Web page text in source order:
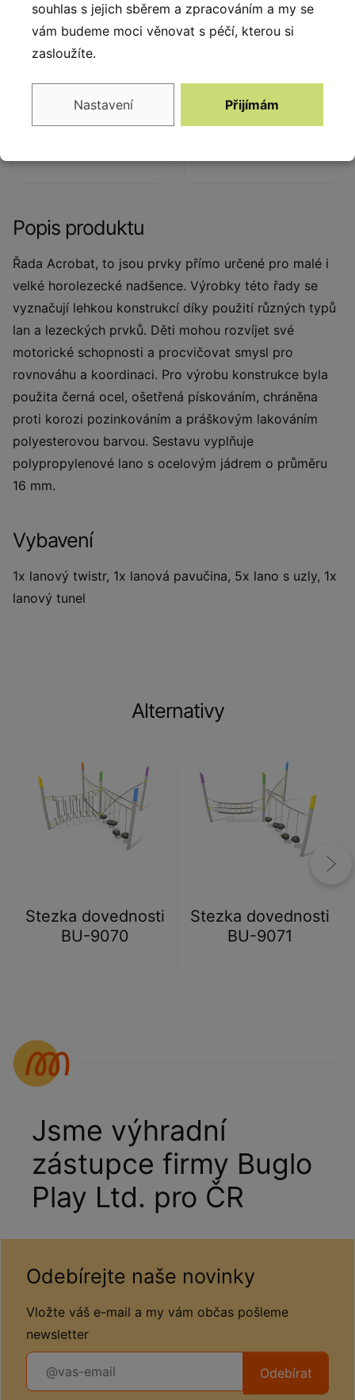
Žebřík
polypropylenového lana o
průměru 16 mm s ocelovým
řetězů z nerezové oceli se
sloupky.
Popis produktu
​Řada Acrobat, to jsou prvky přímo určené pro malé i
velké horolezecké nadšence. Výrobky této řady se
vyznačují lehkou konstrukcí díky použití různých typů
lan a lezeckých prvků. Děti mohou rozvíjet své
motorické schopnosti a procvičovat smysl pro
rovnováhu a koordinaci. Pro výrobu konstrukce byla
použita černá ocel, ošetřená pískováním, chráněna
proti korozi pozinkováním a práškovým lakováním
polyesterovou barvou. Sestavu vyplňuje
polypropylenové lano s ocelovým jádrem o průměru
16 mm.
Vybavení
1x lanový twistr, 1x lanová pavučina, 5x lano s uzly, 1x
lanový tunel
Alternativy
Stezka dovednosti
BU-9070
Stezka dovednosti
BU-9071
Jsme výhradní
zástupce firmy Buglo
Play Ltd. pro ČR
Odebírejte naše novinky
Vložte váš e-mail a my vám občas pošleme
newsletter
Odebírat
souhlas s jejich sběrem a zpracováním a my se
vám budeme moci věnovat s péčí, kterou si
zasloužíte.
Nastavení Přijímám